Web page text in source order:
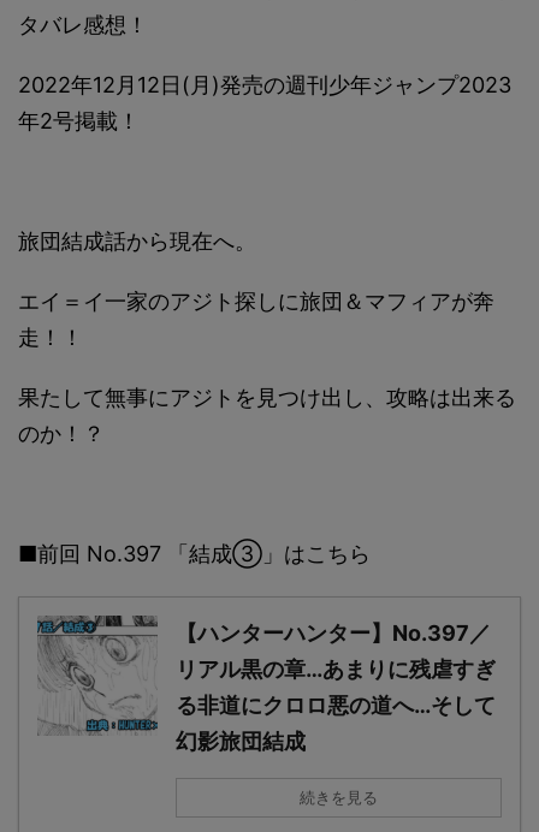
タバレ感想！
2022年12月12日(月)発売の週刊少年ジャンプ2023
年2号掲載！
旅団結成話から現在へ。
エイ＝イ一家のアジト探しに旅団＆マフィアが奔
走！！
果たして無事にアジトを見つけ出し、攻略は出来る
のか！？
■前回 No.397 「結成③」はこちら
【ハンターハンター】No.397／
リアル黒の章…あまりに残虐すぎ
る非道にクロロ悪の道へ…そして
幻影旅団結成
続きを見る